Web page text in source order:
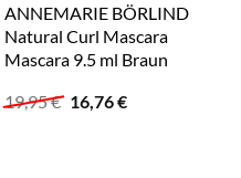
ANNEMARIE BÖRLIND
Natural Curl Mascara
Mascara 9.5 ml Braun
19,95€ Ursprünglicher
Preis
16,76€Aktueller